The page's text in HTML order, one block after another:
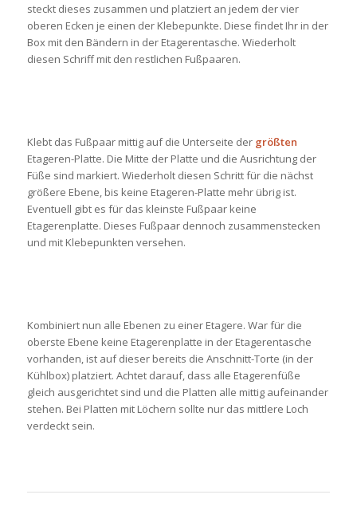
steckt dieses zusammen und platziert an jedem der vier
oberen Ecken je einen der Klebepunkte. Diese findet Ihr in der
Box mit den Bändern in der Etagerentasche. Wiederholt
diesen Schriff mit den restlichen Fußpaaren.
Klebt das Fußpaar mittig auf die Unterseite der größten
Etageren-Platte. Die Mitte der Platte und die Ausrichtung der
Füße sind markiert. Wiederholt diesen Schritt für die nächst
größere Ebene, bis keine Etageren-Platte mehr übrig ist.
Eventuell gibt es für das kleinste Fußpaar keine
Etagerenplatte. Dieses Fußpaar dennoch zusammenstecken
und mit Klebepunkten versehen.
Kombiniert nun alle Ebenen zu einer Etagere. War für die
oberste Ebene keine Etagerenplatte in der Etagerentasche
vorhanden, ist auf dieser bereits die Anschnitt-Torte (in der
Kühlbox) platziert. Achtet darauf, dass alle Etagerenfüße
gleich ausgerichtet sind und die Platten alle mittig aufeinander
stehen. Bei Platten mit Löchern sollte nur das mittlere Loch
verdeckt sein.